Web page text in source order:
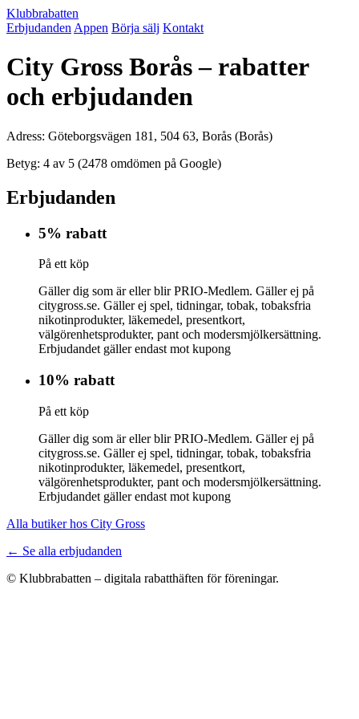
Klubbrabatten
Erbjudanden Appen Börja sälj Kontakt
City Gross Borås – rabatter
och erbjudanden
Adress: Göteborgsvägen 181, 504 63, Borås (Borås)
Betyg: 4 av 5 (2478 omdömen på Google)
Erbjudanden
5% rabatt
På ett köp
Gäller dig som är eller blir PRIO-Medlem. Gäller ej på
citygross.se. Gäller ej spel, tidningar, tobak, tobaksfria
nikotinprodukter, läkemedel, presentkort,
välgörenhetsprodukter, pant och modersmjölkersättning.
Erbjudandet gäller endast mot kupong
10% rabatt
På ett köp
Gäller dig som är eller blir PRIO-Medlem. Gäller ej på
citygross.se. Gäller ej spel, tidningar, tobak, tobaksfria
nikotinprodukter, läkemedel, presentkort,
välgörenhetsprodukter, pant och modersmjölkersättning.
Erbjudandet gäller endast mot kupong
Alla butiker hos City Gross
← Se alla erbjudanden
© Klubbrabatten – digitala rabatthäften för föreningar.